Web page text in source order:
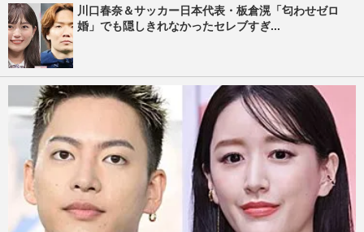
川口春奈＆サッカー日本代表・板倉滉「匂わせゼロ
婚」でも隠しきれなかったセレブすぎ...